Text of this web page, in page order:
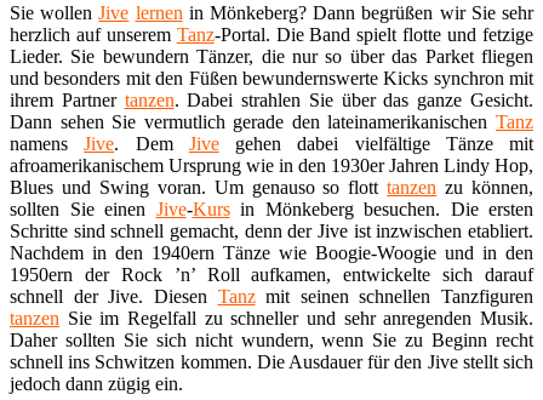
Sie wollenJive lernen in Mönkeberg? Dann begrüßen wir Sie sehr
herzlich auf unserem Tanz-Portal. Die Band spielt flotte und fetzige
Lieder. Sie bewundern Tänzer, die nur so über das Parket fliegen
und besonders mit den Füßen bewundernswerte Kicks synchron mit
ihrem Partner tanzen. Dabei strahlen Sie über das ganze Gesicht.
Dann sehen Sie vermutlich gerade den lateinamerikanischen Tanz
namensJive. Dem Jivegehen dabei vielfältige Tänze mit
afroamerikanischem Ursprung wie in den 1930er Jahren Lindy Hop,
Blues und Swing voran. Um genauso so flotttanzen zu können,
sollten Sie einen Jive-Kursin Mönkeberg besuchen. Die ersten
Schritte sind schnell gemacht, denn der Jive ist inzwischen etabliert.
Nachdem in den 1940ern Tänze wie Boogie-Woogie und in den
1950ern der Rock ’n’ Roll aufkamen, entwickelte sich darauf
schnell der Jive. Diesen Tanzmit seinen schnellen Tanzfiguren
tanzen Sie im Regelfall zu schneller und sehr anregenden Musik.
Daher sollten Sie sich nicht wundern, wenn Sie zu Beginn recht
schnell ins Schwitzen kommen. Die Ausdauer für den Jive stellt sich
jedoch dann zügig ein.